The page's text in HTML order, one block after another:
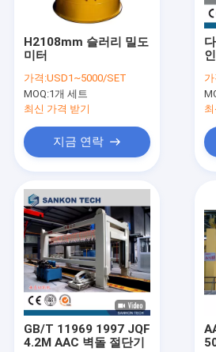
H2108mm 슬러리 밀도
미터
가격:USD1~5000/SET
MOQ:1개 세트
최신 가격 받기
지금 연락
GB/T 11969 1997 JQF
4.2M AAC 벽돌 절단기